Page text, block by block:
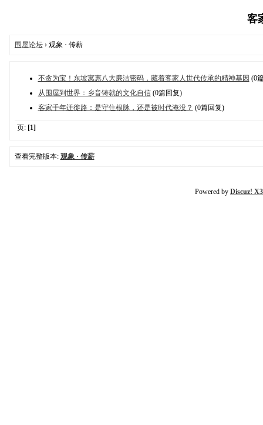
客
围屋论坛› 观象 · 传薪
不贪为宝！东坡寓惠八大廉洁密码，藏着客家人世代传承的精神基因 (0
从围屋到世界：乡音铸就的文化自信(0篇回复)
客家千年迁徙路：是守住根脉，还是被时代淹没？ (0篇回复)
页: [1]
查看完整版本: 观象 · 传薪
Powered by Discuz!